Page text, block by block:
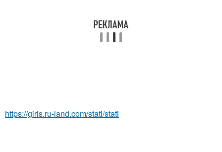
https://girls.ru-land.com/stati/stati